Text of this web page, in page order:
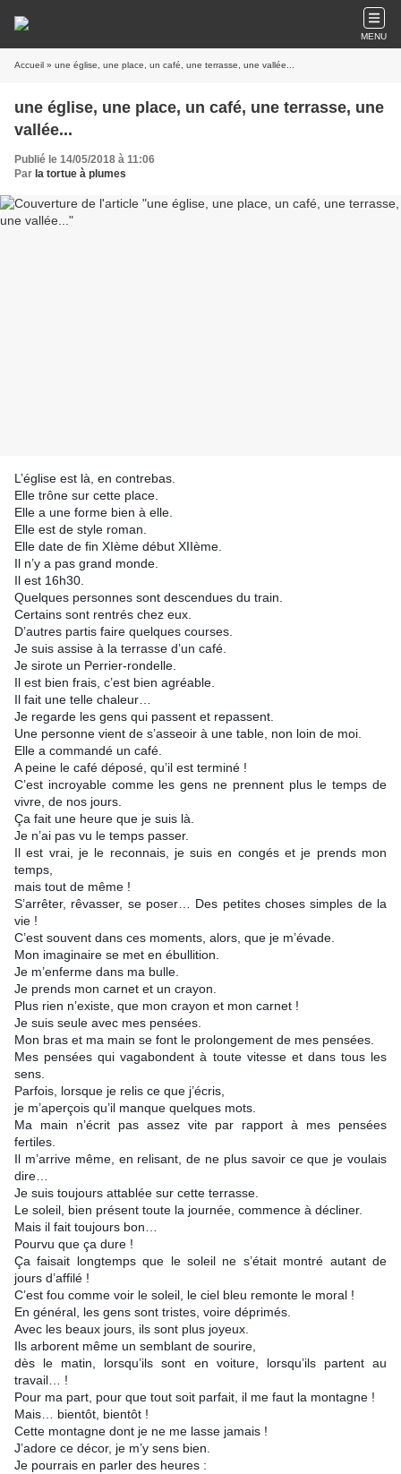
MENU
Accueil » une église, une place, un café, une terrasse, une vallée...
une église, une place, un café, une terrasse, une
vallée...
Publié le 14/05/2018 à 11:06
Par la tortue à plumes
L’église est là, en contrebas.
Elle trône sur cette place.
Elle a une forme bien à elle.
Elle est de style roman.
Elle date de fin XIème début XIIème.
Il n’y a pas grand monde.
Il est 16h30.
Quelques personnes sont descendues du train.
Certains sont rentrés chez eux.
D’autres partis faire quelques courses.
Je suis assise à la terrasse d’un café.
Je sirote un Perrier-rondelle.
Il est bien frais, c’est bien agréable.
Il fait une telle chaleur…
Je regarde les gens qui passent et repassent.
Une personne vient de s’asseoir à une table, non loin de moi.
Elle a commandé un café.
A peine le café déposé, qu’il est terminé !
C’est incroyable comme les gens ne prennent plus le temps de
vivre, de nos jours.
Ça fait une heure que je suis là.
Je n’ai pas vu le temps passer.
Il est vrai, je le reconnais, je suis en congés et je prends mon
temps,
mais tout de même !
S’arrêter, rêvasser, se poser… Des petites choses simples de la
vie !
C’est souvent dans ces moments, alors, que je m’évade.
Mon imaginaire se met en ébullition.
Je m’enferme dans ma bulle.
Je prends mon carnet et un crayon.
Plus rien n’existe, que mon crayon et mon carnet !
Je suis seule avec mes pensées.
Mon bras et ma main se font le prolongement de mes pensées.
Mes pensées qui vagabondent à toute vitesse et dans tous les
sens.
Parfois, lorsque je relis ce que j’écris,
je m’aperçois qu’il manque quelques mots.
Ma main n’écrit pas assez vite par rapport à mes pensées
fertiles.
Il m’arrive même, en relisant, de ne plus savoir ce que je voulais
dire…
Je suis toujours attablée sur cette terrasse.
Le soleil, bien présent toute la journée, commence à décliner.
Mais il fait toujours bon…
Pourvu que ça dure !
Ça faisait longtemps que le soleil ne s’était montré autant de
jours d’affilé !
C’est fou comme voir le soleil, le ciel bleu remonte le moral !
En général, les gens sont tristes, voire déprimés.
Avec les beaux jours, ils sont plus joyeux.
Ils arborent même un semblant de sourire,
dès le matin, lorsqu’ils sont en voiture, lorsqu’ils partent au
travail… !
Pour ma part, pour que tout soit parfait, il me faut la montagne !
Mais… bientôt, bientôt !
Cette montagne dont je ne me lasse jamais !
J’adore ce décor, je m’y sens bien.
Je pourrais en parler des heures :